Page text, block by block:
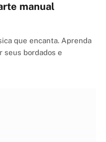
manual
que encanta. Aprenda
seus bordados e